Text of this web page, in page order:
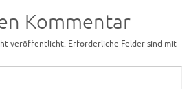
Kommentar
veröffentlicht. Erforderliche Felder sind mit